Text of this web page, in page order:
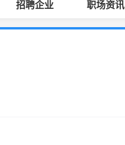
招聘企业 职场资讯